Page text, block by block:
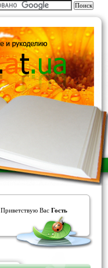
Приветствую Вас Гость